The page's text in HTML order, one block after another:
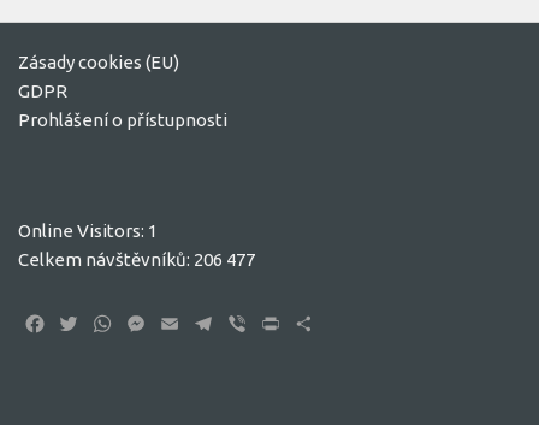
Zásady cookies (EU)
GDPR
Prohlášení o přístupnosti
Online Visitors: 1
Celkem návštěvníků: 206 477
Facebook
TwitterWhatsApp
Messenger
EmailTelegram
Viber Print